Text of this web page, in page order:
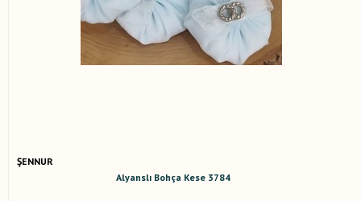
ŞENNUR
Alyanslı Bohça Kese 3784